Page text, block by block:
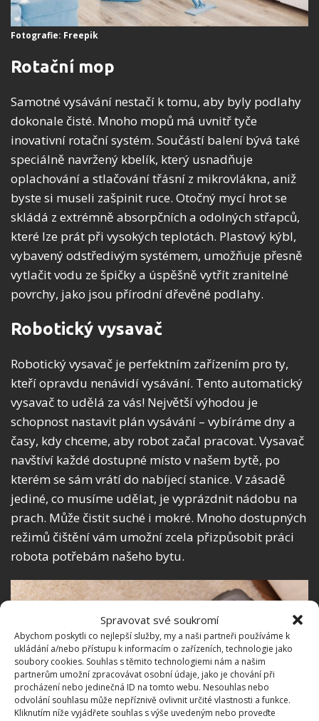
Spravovat své soukromí
Abychom poskytli co nejlepší služby, my a naši partneři používáme k
ukládání a/nebo přístupu k informacím o zařízeních, technologie jako
soubory cookies. Souhlas s těmito technologiemi nám a našim
partnerům umožní zpracovávat osobní údaje, jako je chování při
procházení nebo jedinečná ID na tomto webu. Nesouhlas nebo
odvolání souhlasu může nepříznivě ovlivnit určité vlastnosti a funkce.
Kliknutím níže vyjádřete souhlas s výše uvedeným nebo proveďte
Fotografie: Freepik
Rotační mop
Samotné vysávání nestačí k tomu, aby byly podlahy
dokonale čisté. Mnoho mopů má uvnitř tyče
inovativní rotační systém. Součástí balení bývá také
speciálně navržený kbelík, který usnadňuje
oplachování a stlačování třásní z mikrovlákna, aniž
byste si museli zašpinit ruce. Otočný mycí hrot se
skládá z extrémně absorpčních a odolných střapců,
které lze prát při vysokých teplotách. Plastový kýbl,
vybavený odstředivým systémem, umožňuje přesně
vytlačit vodu ze špičky a úspěšně vytřít zranitelné
povrchy, jako jsou přírodní dřevěné podlahy.
Robotický vysavač
Robotický vysavač je perfektním zařízením pro ty,
kteří opravdu nenávidí vysávání. Tento automatický
vysavač to udělá za vás! Největší výhodou je
schopnost nastavit plán vysávání – vybíráme dny a
časy, kdy chceme, aby robot začal pracovat. Vysavač
navštíví každé dostupné místo v našem bytě, po
kterém se sám vrátí do nabíjecí stanice. V zásadě
jediné, co musíme udělat, je vyprázdnit nádobu na
prach. Může čistit suché i mokré. Mnoho dostupných
režimů čištění vám umožní zcela přizpůsobit práci
robota potřebám našeho bytu.